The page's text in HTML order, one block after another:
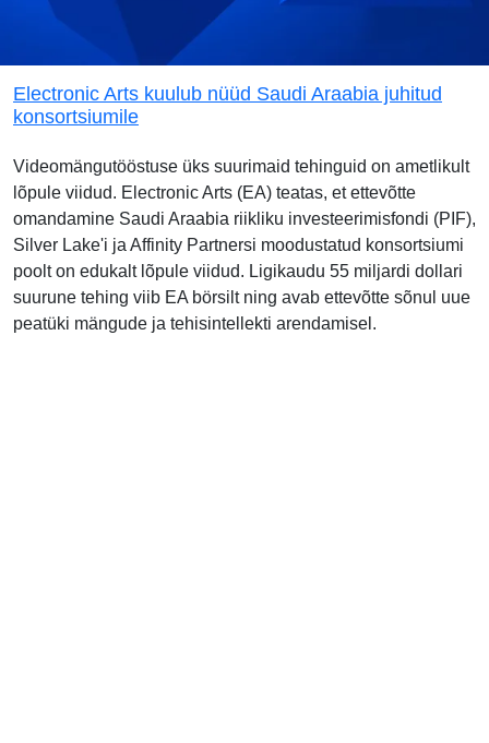
Electronic Arts kuulub nüüd Saudi Araabia juhitud
konsortsiumile
Videomängutööstuse üks suurimaid tehinguid on ametlikult
lõpule viidud. Electronic Arts (EA) teatas, et ettevõtte
omandamine Saudi Araabia riikliku investeerimisfondi (PIF),
Silver Lake'i ja Affinity Partnersi moodustatud konsortsiumi
poolt on edukalt lõpule viidud. Ligikaudu 55 miljardi dollari
suurune tehing viib EA börsilt ning avab ettevõtte sõnul uue
peatüki mängude ja tehisintellekti arendamisel.